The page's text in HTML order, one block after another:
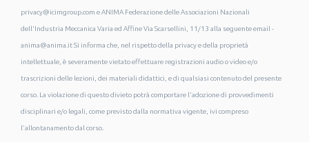
privacy@icimgroup.com e ANIMA Federazione delle Associazioni Nazionali
dell'Industria Meccanica Varia ed Affine Via Scarsellini, 11/13 alla seguente email -
anima@anima.it Si informa che, nel rispetto della privacy e della proprietà
intellettuale, è severamente vietato effettuare registrazioni audio o video e/o
trascrizioni delle lezioni, dei materiali didattici, e di qualsiasi contenuto del presente
corso. La violazione di questo divieto potrà comportare l'adozione di provvedimenti
disciplinari e/o legali, come previsto dalla normativa vigente, ivi compreso
l’allontanamento dal corso.